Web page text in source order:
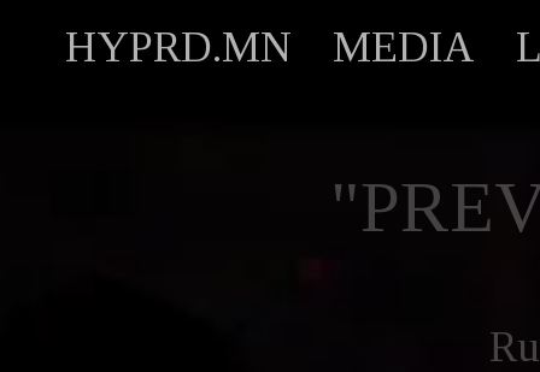
HYPRD.MN MEDIA